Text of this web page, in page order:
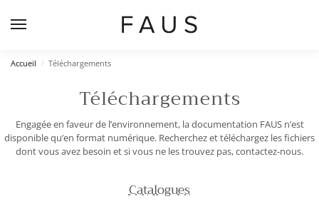
Accueil / Téléchargements
Téléchargements
Engagée en faveur de l’environnement, la documentation FAUS n’est
disponible qu’en format numérique. Recherchez et téléchargez les fichiers
dont vous avez besoin et si vous ne les trouvez pas, contactez-nous.
Catalogues